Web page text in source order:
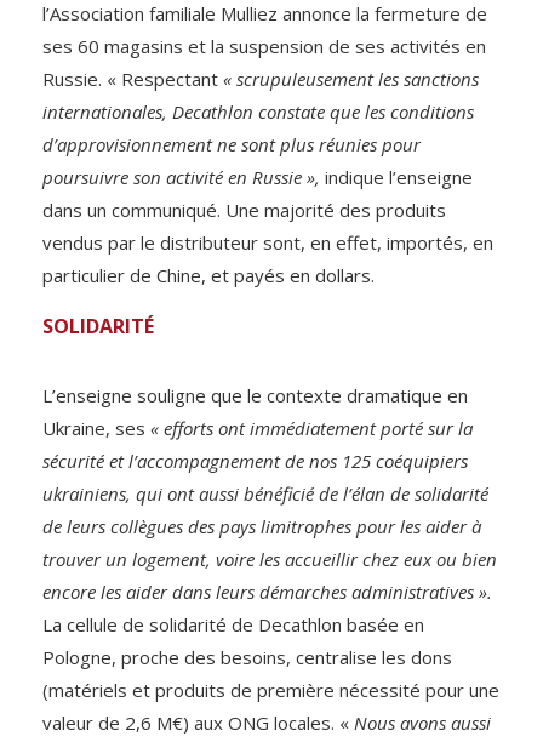
l’Association familiale Mulliez annonce la fermeture de
ses 60 magasins et la suspension de ses activités en
Russie. « Respectant « scrupuleusement les sanctions
internationales, Decathlon constate que les conditions
d’approvisionnement ne sont plus réunies pour
poursuivre son activité en Russie », indique l’enseigne
dans un communiqué. Une majorité des produits
vendus par le distributeur sont, en effet, importés, en
particulier de Chine, et payés en dollars.
SOLIDARITÉ
L’enseigne souligne que le contexte dramatique en
Ukraine, ses « efforts ont immédiatement porté sur la
sécurité et l’accompagnement de nos 125 coéquipiers
ukrainiens, qui ont aussi bénéficié de l’élan de solidarité
de leurs collègues des pays limitrophes pour les aider à
trouver un logement, voire les accueillir chez eux ou bien
encore les aider dans leurs démarches administratives ».
La cellule de solidarité de Decathlon basée en
Pologne, proche des besoins, centralise les dons
(matériels et produits de première nécessité pour une
valeur de 2,6 M€) aux ONG locales. « Nous avons aussi